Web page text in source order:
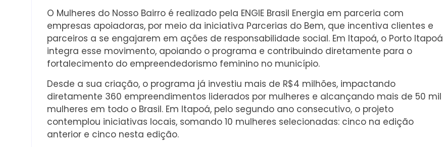
O Mulheres do Nosso Bairro é realizado pela ENGIE Brasil Energia em parceria com
empresas apoiadoras, por meio da iniciativa Parcerias do Bem, que incentiva clientes e
parceiros a se engajarem em ações de responsabilidade social. Em Itapoá, o Porto Itapoá
integra esse movimento, apoiando o programa e contribuindo diretamente para o
fortalecimento do empreendedorismo feminino no município.
Desde a sua criação, o programa já investiu mais de R$4 milhões, impactando
diretamente 360 empreendimentos liderados por mulheres e alcançando mais de 50 mil
mulheres em todo o Brasil. Em Itapoá, pelo segundo ano consecutivo, o projeto
contemplou iniciativas locais, somando 10 mulheres selecionadas: cinco na edição
anterior e cinco nesta edição.